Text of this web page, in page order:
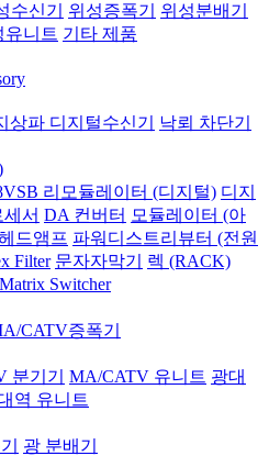
수신기 위성증폭기
위성분배기
유니트 기타 제품
상파 디지털수신기
낙뢰 차단기
리모듈레이터 (디지털) 디지
서 DA 컨버터 모듈레이터 (아
드앰프 파워디스트리뷰터 (전원
Filter 문자자막기
렉 (RACK)
Switcher
CATV증폭기
분기기 MA/CATV 유니트 광대
역 유니트
광 분배기